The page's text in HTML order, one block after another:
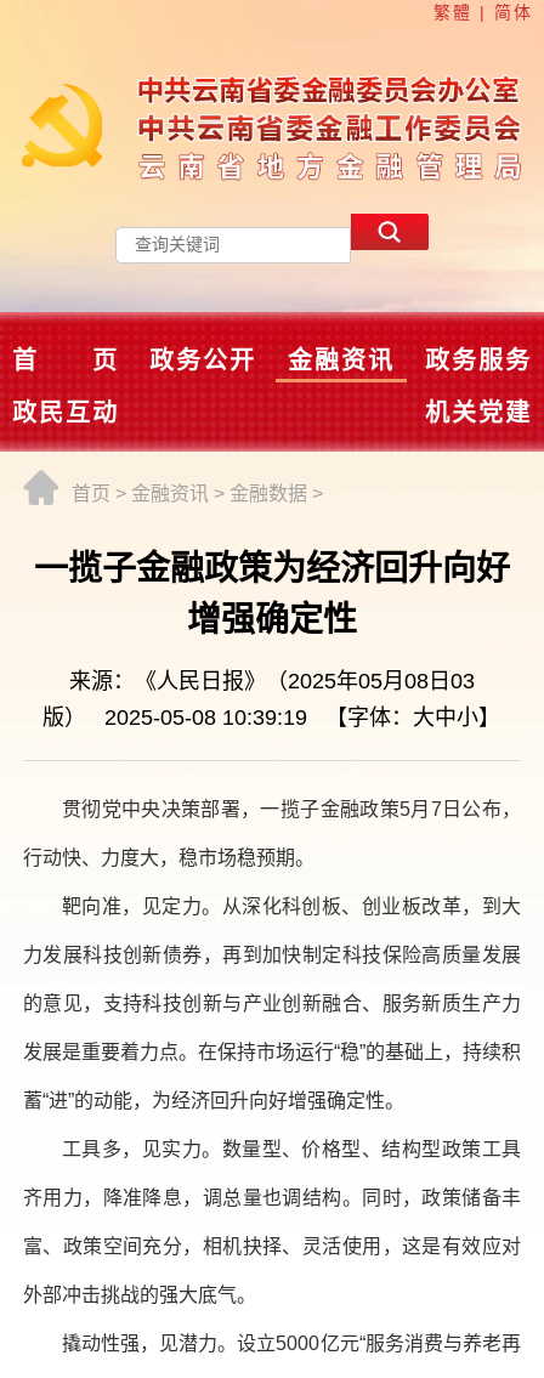
繁體 | 简体
首 页 政务公开 金融资讯
政务服务
政民互动
机关党建
首页 > 金融资讯 > 金融数据>
一揽子金融政策为经济回升向好
增强确定性
来源：《人民日报》（2025年05月08日03
版） 2025-05-08 10:39:19 【字体： 大中小】
贯彻党中央决策部署，一揽子金融政策5月7日公布，
行动快、力度大，稳市场稳预期。
靶向准，见定力。从深化科创板、创业板改革，到大
力发展科技创新债券，再到加快制定科技保险高质量发展
的意见，支持科技创新与产业创新融合、服务新质生产力
发展是重要着力点。在保持市场运行“稳”的基础上，持续积
蓄“进”的动能，为经济回升向好增强确定性。
工具多，见实力。数量型、价格型、结构型政策工具
齐用力，降准降息，调总量也调结构。同时，政策储备丰
富、政策空间充分，相机抉择、灵活使用，这是有效应对
外部冲击挑战的强大底气。
撬动性强，见潜力。设立5000亿元“服务消费与养老再